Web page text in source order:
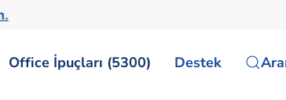
Office İpuçları (5300) Destek